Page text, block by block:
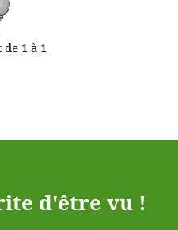
1 à 1
d'être vu !